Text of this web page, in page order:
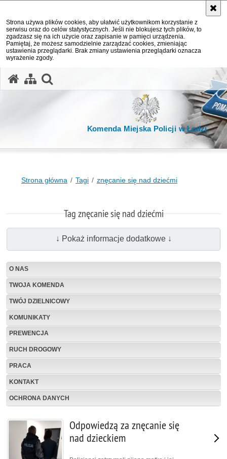
Strona używa plików cookies, aby ułatwić użytkownikom korzystanie z
serwisu oraz do celów statystycznych. Jeśli nie blokujesz tych plików, to
zgadzasz się na ich użycie oraz zapisanie w pamięci urządzenia.
Pamiętaj, że możesz samodzielnie zarządzać cookies, zmieniając
ustawienia przeglądarki. Brak zmiany ustawienia przeglądarki oznacza
wyrażenie zgody.
Komenda Miejska Policji w Łodzi
Strona główna Tagi znęcanie się nad dziećmi
Tag znęcanie się nad dziećmi
↓ Pokaż informacje dodatkowe ↓
O NAS
TWOJA KOMENDA
TWÓJ DZIELNICOWY
KOMUNIKATY
PREWENCJA
RUCH DROGOWY
PRACA
KONTAKT
OCHRONA DANYCH
Odpowiedzą za znęcanie się
nad dzieckiem